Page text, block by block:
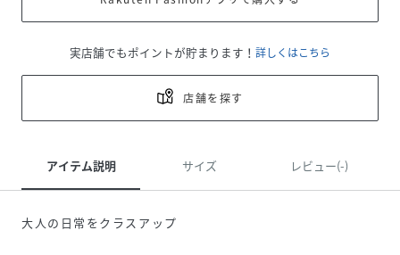
実店舗でもポイントが貯まります！ 詳しくはこちら
店舗を探す
アイテム説明 サイズ レビュー(-)
大人の日常をクラスアップ